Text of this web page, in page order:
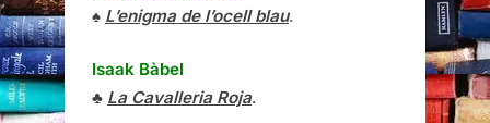
♠ L’enigma de l’ocell blau.
Isaak Bàbel
♣ La Cavalleria Roja.